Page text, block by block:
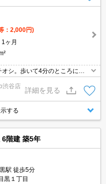
：2,000円)
1ヶ月
シ。歩いて4分のところに目
あります。モニターで来訪者を
話することができます。化粧
収納できる独立洗面台があり
渋谷店
詳細を見る
する
6階建 築5年
駅 徒歩5分
黒１丁目